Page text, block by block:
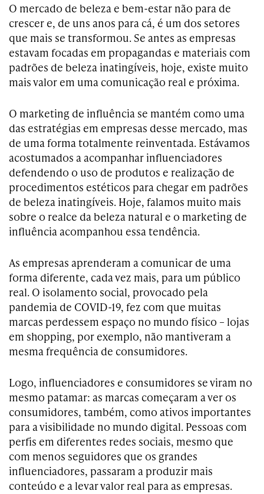
O mercado de beleza e bem-estar não para de
crescer e, de uns anos para cá, é um dos setores
que mais se transformou. Se antes as empresas
estavam focadas em propagandas e materiais com
padrões de beleza inatingíveis, hoje, existe muito
mais valor em uma comunicação real e próxima.
O marketing de influência se mantém como uma
das estratégias em empresas desse mercado, mas
de uma forma totalmente reinventada. Estávamos
acostumados a acompanhar influenciadores
defendendo o uso de produtos e realização de
procedimentos estéticos para chegar em padrões
de beleza inatingíveis. Hoje, falamos muito mais
sobre o realce da beleza natural e o marketing de
influência acompanhou essa tendência.
As empresas aprenderam a comunicar de uma
forma diferente, cada vez mais, para um público
real. O isolamento social, provocado pela
pandemia de COVID-19, fez com que muitas
marcas perdessem espaço no mundo físico – lojas
em shopping, por exemplo, não mantiveram a
mesma frequência de consumidores.
Logo, influenciadores e consumidores se viram no
mesmo patamar: as marcas começaram a ver os
consumidores, também, como ativos importantes
para a visibilidade no mundo digital. Pessoas com
perfis em diferentes redes sociais, mesmo que
com menos seguidores que os grandes
influenciadores, passaram a produzir mais
conteúdo e a levar valor real para as empresas.